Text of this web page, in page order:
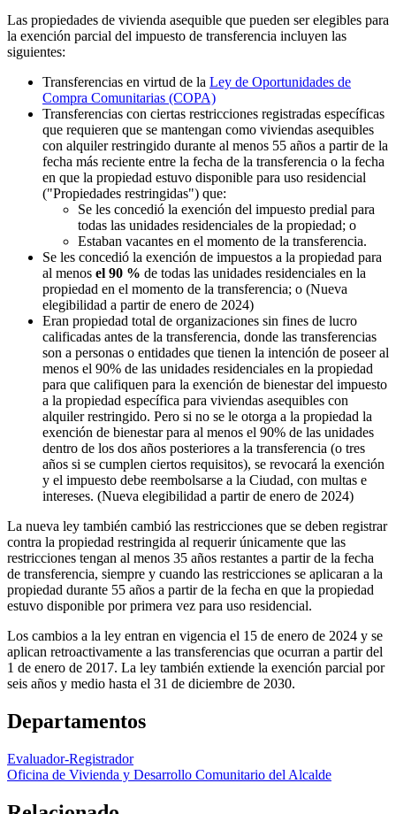
Las propiedades de vivienda asequible que pueden ser elegibles para
la exención parcial del impuesto de transferencia incluyen las
siguientes:
Transferencias en virtud de la Ley de Oportunidades de
Compra Comunitarias (COPA)
Transferencias con ciertas restricciones registradas específicas
que requieren que se mantengan como viviendas asequibles
con alquiler restringido durante al menos 55 años a partir de la
fecha más reciente entre la fecha de la transferencia o la fecha
en que la propiedad estuvo disponible para uso residencial
("Propiedades restringidas") que:
Se les concedió la exención del impuesto predial para
todas las unidades residenciales de la propiedad; o
Estaban vacantes en el momento de la transferencia.
Se les concedió la exención de impuestos a la propiedad para
al menos el 90 % de todas las unidades residenciales en la
propiedad en el momento de la transferencia; o (Nueva
elegibilidad a partir de enero de 2024)
Eran propiedad total de organizaciones sin fines de lucro
calificadas antes de la transferencia, donde las transferencias
son a personas o entidades que tienen la intención de poseer al
menos el 90% de las unidades residenciales en la propiedad
para que califiquen para la exención de bienestar del impuesto
a la propiedad específica para viviendas asequibles con
alquiler restringido. Pero si no se le otorga a la propiedad la
exención de bienestar para al menos el 90% de las unidades
dentro de los dos años posteriores a la transferencia (o tres
años si se cumplen ciertos requisitos), se revocará la exención
y el impuesto debe reembolsarse a la Ciudad, con multas e
intereses. (Nueva elegibilidad a partir de enero de 2024)
La nueva ley también cambió las restricciones que se deben registrar
contra la propiedad restringida al requerir únicamente que las
restricciones tengan al menos 35 años restantes a partir de la fecha
de transferencia, siempre y cuando las restricciones se aplicaran a la
propiedad durante 55 años a partir de la fecha en que la propiedad
estuvo disponible por primera vez para uso residencial.
Los cambios a la ley entran en vigencia el 15 de enero de 2024 y se
aplican retroactivamente a las transferencias que ocurran a partir del
1 de enero de 2017. La ley también extiende la exención parcial por
seis años y medio hasta el 31 de diciembre de 2030.
Departamentos
Evaluador-Registrador
Oficina de Vivienda y Desarrollo Comunitario del Alcalde